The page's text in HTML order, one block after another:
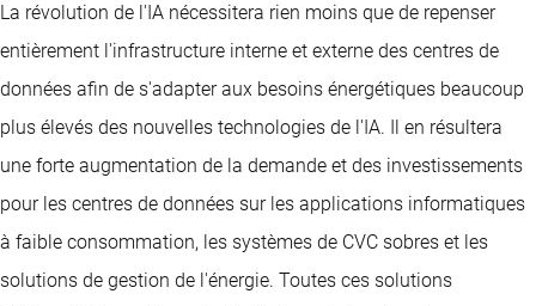
La révolution de l'IA nécessitera rien moins que de repenser
entièrement l'infrastructure interne et externe des centres de
données afin de s'adapter aux besoins énergétiques beaucoup
plus élevés des nouvelles technologies de l'IA. Il en résultera
une forte augmentation de la demande et des investissements
pour les centres de données sur les applications informatiques
à faible consommation, les systèmes de CVC sobres et les
solutions de gestion de l'énergie. Toutes ces solutions